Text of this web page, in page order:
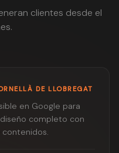
clientes desde el
DE LLOBREGAT
en Google para
completo con